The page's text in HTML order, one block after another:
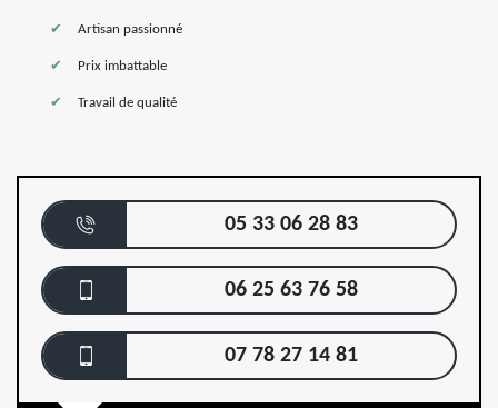
Artisan passionné
Prix imbattable
Travail de qualité
05 33 06 28 83
06 25 63 76 58
07 78 27 14 81